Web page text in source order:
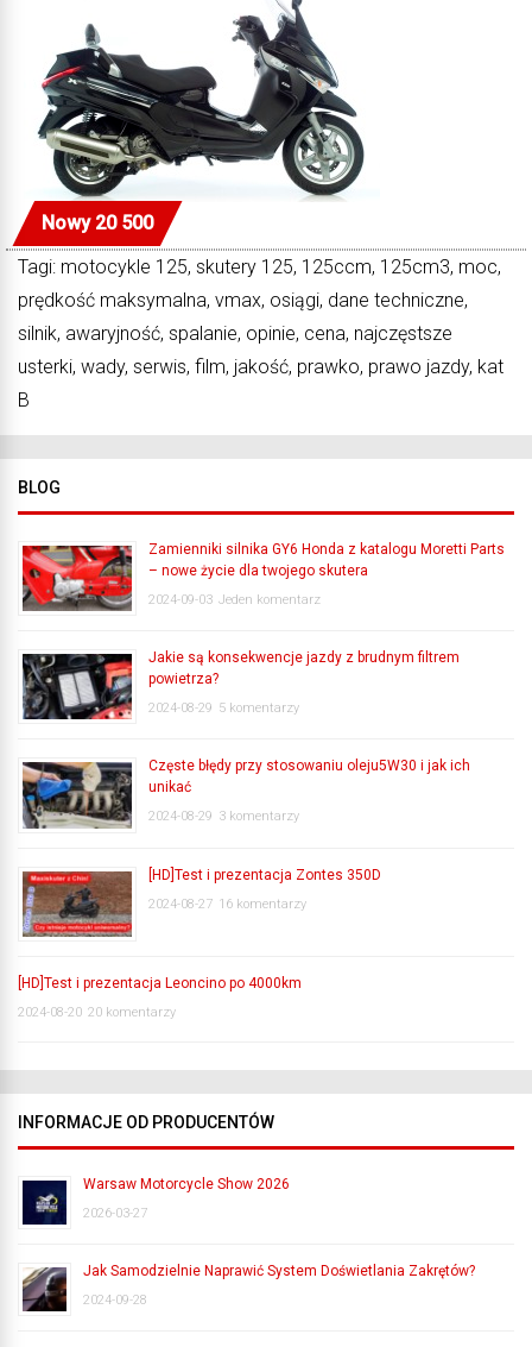
Nowy 20 500
Tagi: motocykle 125, skutery 125, 125ccm, 125cm3, moc,
prędkość maksymalna, vmax, osiągi, dane techniczne,
silnik, awaryjność, spalanie, opinie, cena, najczęstsze
usterki, wady, serwis, film, jakość, prawko, prawo jazdy, kat
B
BLOG
Zamienniki silnika GY6 Honda z katalogu Moretti Parts
– nowe życie dla twojego skutera
2024-09-03 Jeden komentarz
Jakie są konsekwencje jazdy z brudnym filtrem
powietrza?
2024-08-29 5 komentarzy
Częste błędy przy stosowaniu oleju5W30 i jak ich
unikać
2024-08-29 3 komentarzy
[HD]Test i prezentacja Zontes 350D
2024-08-27 16 komentarzy
[HD]Test i prezentacja Leoncino po 4000km
2024-08-20 20 komentarzy
INFORMACJE OD PRODUCENTÓW
Warsaw Motorcycle Show 2026
2026-03-27
Jak Samodzielnie Naprawić System Doświetlania Zakrętów?
2024-09-28